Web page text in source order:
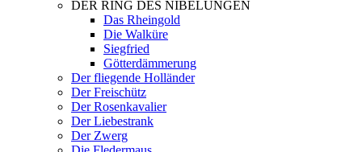
DER RING DES NIBELUNGEN
Das Rheingold
Die Walküre
Siegfried
Götterdämmerung
Der fliegende Holländer
Der Freischütz
Der Rosenkavalier
Der Liebestrank
Der Zwerg